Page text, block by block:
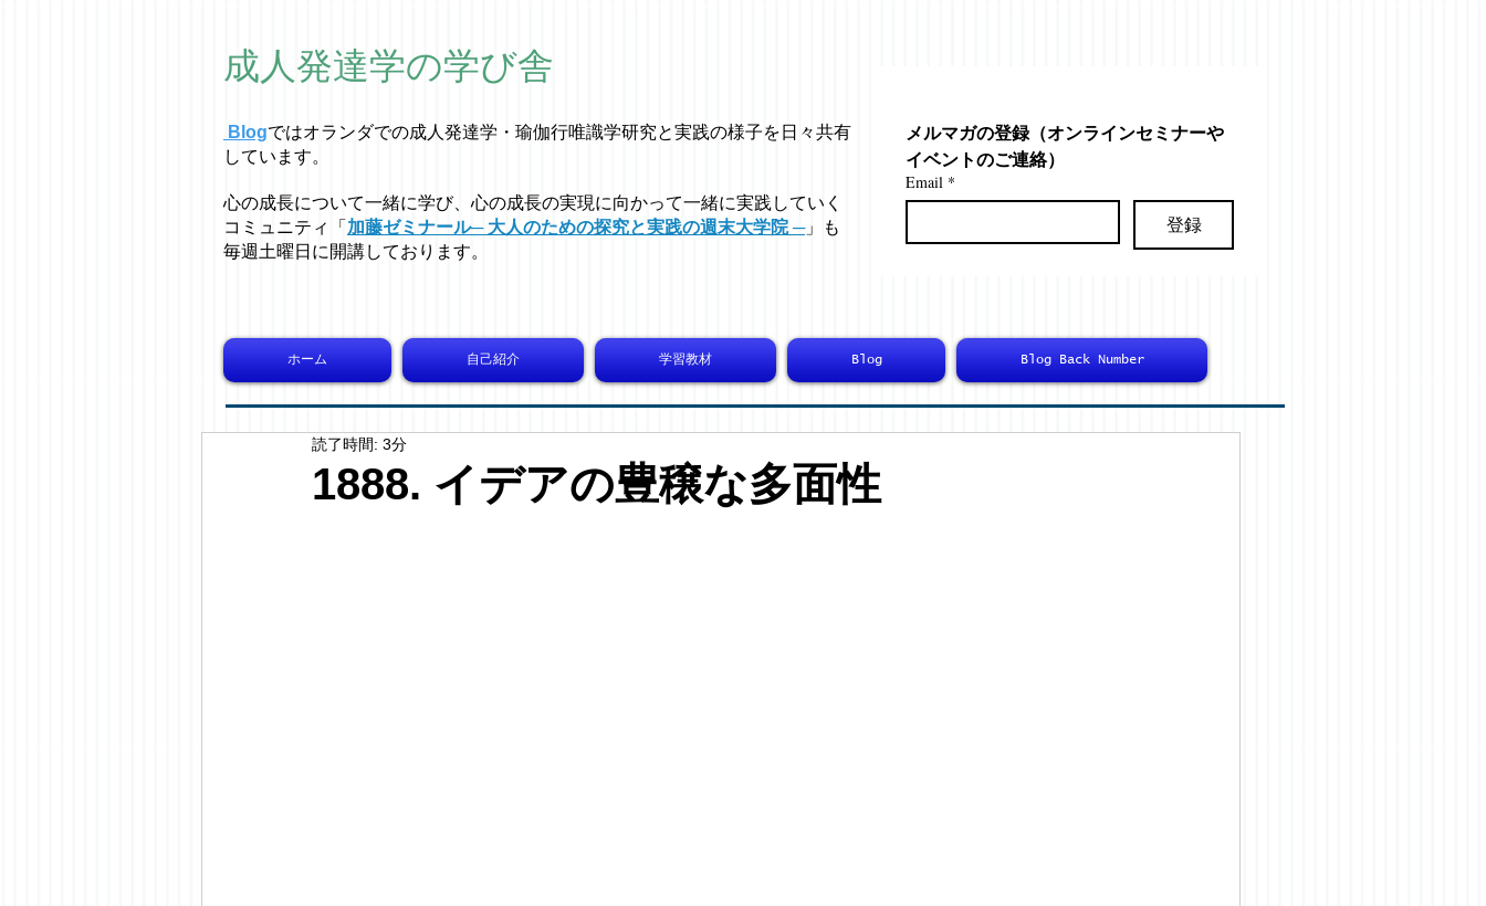
成人発達学の学び舎
Blogではオラ ンダでの成人発達学・ 瑜伽行唯識学研究と実践の様子を日々共有
しています。
心の成長について一緒に学び、心の成長の実現に向かって一緒に実践していく
コミュニティ「 加藤ゼミナール─ 大人のための探究と実践の週末大学院 ─」も
毎週土曜日に開講しております。
メルマガの登録（オンラインセミナーや
イベントのご連絡）
Email *
登録
ホーム 自己紹介 学習教材 Blog Blog Back Number
1888. イデアの豊穣な多面性
読了時間: 3分